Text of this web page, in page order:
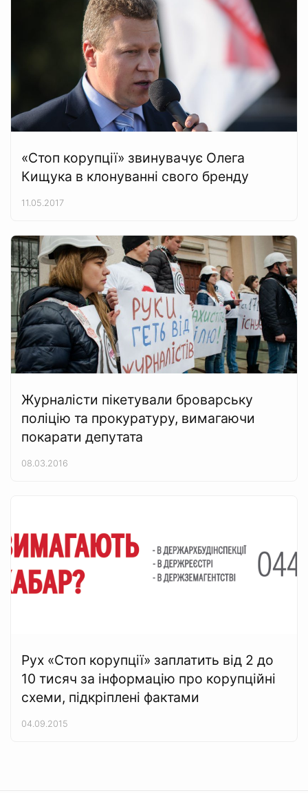
«Стоп корупції» звинувачує Олега
Кищука в клонуванні свого бренду
11.05.2017
Журналісти пікетували броварську
поліцію та прокуратуру, вимагаючи
покарати депутата
08.03.2016
Рух «Стоп корупції» заплатить від 2 до
10 тисяч за інформацію про корупційні
схеми, підкріплені фактами
04.09.2015